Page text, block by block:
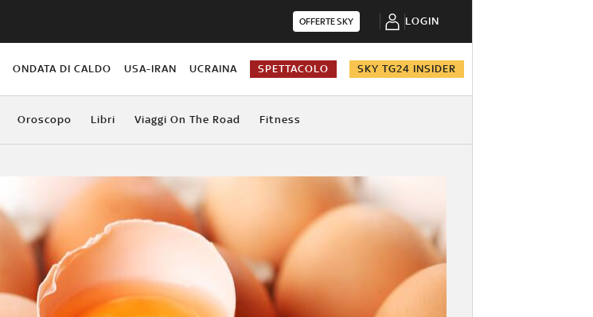
OFFERTE SKY LOGIN
ONDATA DI CALDO USA-IRAN UCRAINA SPETTACOLO SKY TG24 INSIDER
Oroscopo Libri Viaggi On The Road Fitness